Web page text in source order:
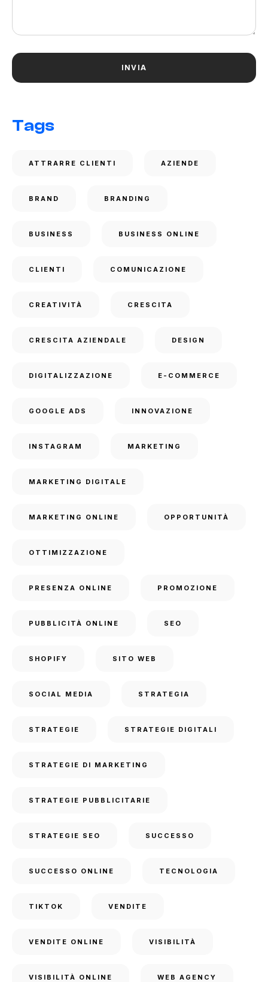
Tags
ATTRARRE CLIENTI AZIENDE
BRAND BRANDING
BUSINESS BUSINESS ONLINE
CLIENTI COMUNICAZIONE
CREATIVITÀ CRESCITA
CRESCITA AZIENDALE DESIGN
DIGITALIZZAZIONE E-COMMERCE
GOOGLE ADS INNOVAZIONE
INSTAGRAM MARKETING
MARKETING DIGITALE
MARKETING ONLINE OPPORTUNITÀ
OTTIMIZZAZIONE
PRESENZA ONLINE PROMOZIONE
PUBBLICITÀ ONLINE SEO
SHOPIFY SITO WEB
SOCIAL MEDIA STRATEGIA
STRATEGIE STRATEGIE DIGITALI
STRATEGIE DI MARKETING
STRATEGIE PUBBLICITARIE
STRATEGIE SEO SUCCESSO
SUCCESSO ONLINE TECNOLOGIA
TIKTOK VENDITE
VENDITE ONLINE VISIBILITÀ
VISIBILITÀ ONLINE WEB AGENCY